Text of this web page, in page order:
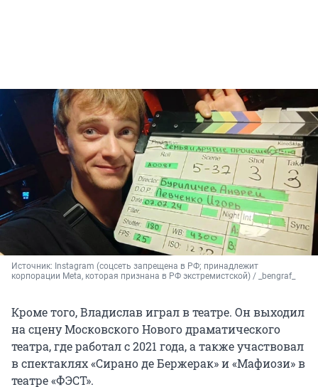
Источник: Instagram (соцсеть запрещена в РФ; принадлежит
корпорации Meta, которая признана в РФ экстремистской) / _bengraf_
Кроме того, Владислав играл в театре. Он выходил
на сцену Московского Нового драматического
театра, где работал с 2021 года, а также участвовал
в спектаклях «Сирано де Бержерак» и «Мафиози» в
театре «ФЭСТ».